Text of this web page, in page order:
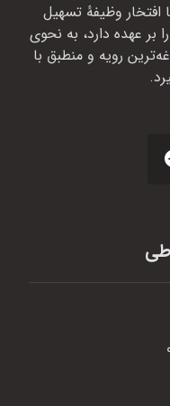
افتخار وظیفهٔ تسهیل
بر عهده دارد، به نحوی
رویه و منطبق با